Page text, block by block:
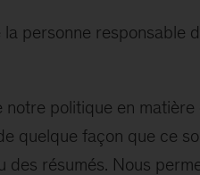
la personne responsable
notre politique en
quelque façon que ce
des résumés. Nous